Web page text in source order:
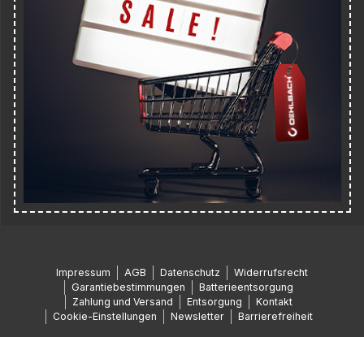
Impressum AGB Datenschutz
Widerrufsrecht
Garantiebestimmungen
Batterieentsorgung
Zahlung und Versand
Entsorgung
Kontakt
Cookie-Einstellungen
Newsletter Barrierefreiheit